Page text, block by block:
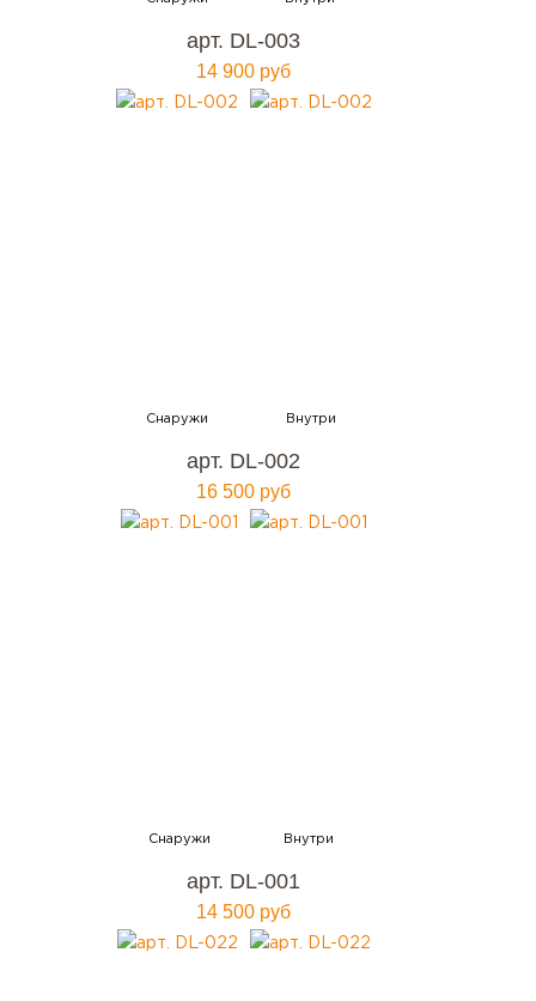
арт. DL-003
14 900 руб
арт. DL-002
16 500 руб
арт. DL-001
14 500 руб